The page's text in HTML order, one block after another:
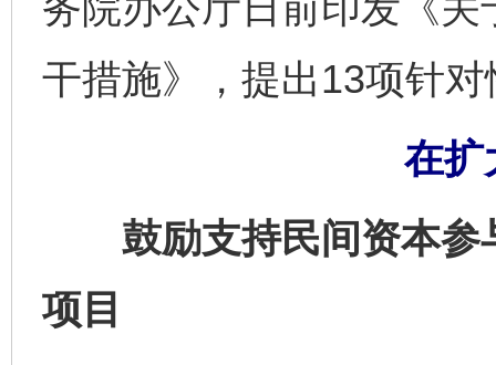
干措施》，提出13项针
在扩
鼓励支持民间资本参
项目